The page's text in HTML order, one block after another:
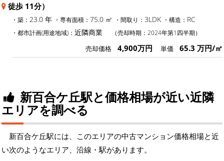
徒歩 11分）
・築： 23.0 年 ・専有面積： 75.0 ㎡ ・間取り： 3LDK ・構造： RC
・都市計画(用途地域)： 近隣商業 （売却時期：2024年第1四半期）
売却価格 4,900万円 単価 65.3 万円/㎡
新百合ケ丘駅と価格相場が近い近隣
エリアを調べる
新百合ケ丘駅には、このエリアの中古マンション価格相場と近
い次のようなエリア、沿線・駅があります。